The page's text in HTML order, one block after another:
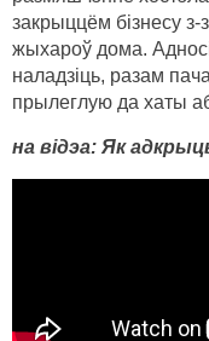
закрыццём бізнесу з-
жыхароў дома.
наладзіць, разам
прылеглую да хаты
на відэа: Як